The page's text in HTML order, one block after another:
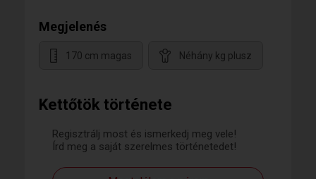
Kettőtök története
Regisztrálj most és ismerkedj meg vele!
Írd meg a saját szerelmes történetedet!
Megjelenés
170 cm magas Néhány kg plusz